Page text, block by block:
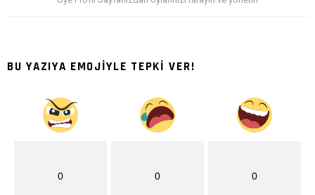
BU YAZIYA EMOJİYLE TEPKİ VER!
0 0 0